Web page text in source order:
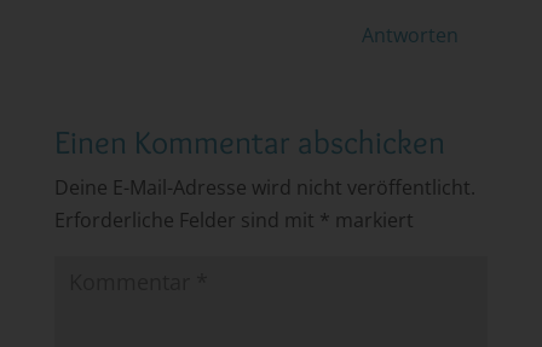
Antworten
Einen Kommentar abschicken
Deine E-Mail-Adresse wird nicht veröffentlicht.
Erforderliche Felder sind mit * markiert